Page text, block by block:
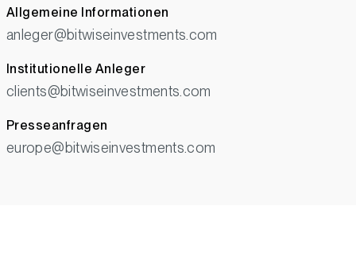
Allgemeine Informationen
anleger@bitwiseinvestments.com
Institutionelle Anleger
clients@bitwiseinvestments.com
Presseanfragen
europe@bitwiseinvestments.com